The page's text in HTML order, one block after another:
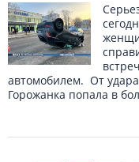
автомобилем. От
Горожанка попала в